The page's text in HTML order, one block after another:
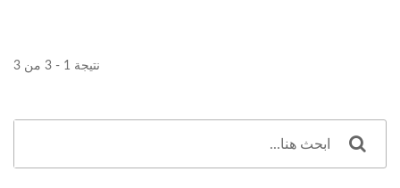
نتيجة 1 - 3 من 3